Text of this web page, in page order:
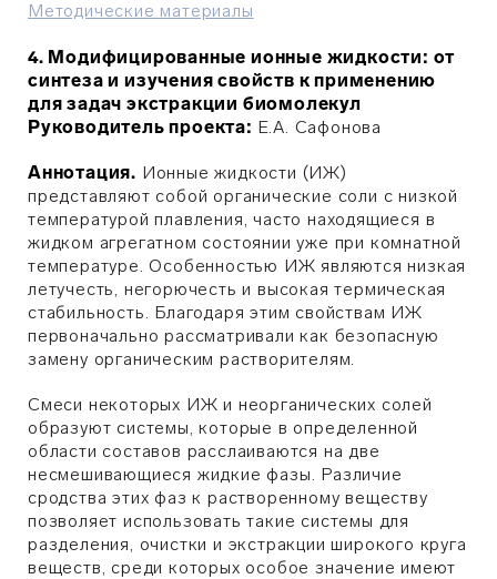
Методические материалы
4. Модифицированные ионные жидкости: от
синтеза и изучения свойств к применению
для задач экстракции биомолекул
Руководитель проекта: Е.А. Сафонова
Аннотация. Ионные жидкости (ИЖ)
представляют собой органические соли с низкой
температурой плавления, часто находящиеся в
жидком агрегатном состоянии уже при комнатной
температуре. Особенностью ИЖ являются низкая
летучесть, негорючесть и высокая термическая
стабильность. Благодаря этим свойствам ИЖ
первоначально рассматривали как безопасную
замену органическим растворителям.
Смеси некоторых ИЖ и неорганических солей
образуют системы, которые в определенной
области составов расслаиваются на две
несмешивающиеся жидкие фазы. Различие
сродства этих фаз к растворенному веществу
позволяет использовать такие системы для
разделения, очистки и экстракции широкого круга
веществ, среди которых особое значение имеют